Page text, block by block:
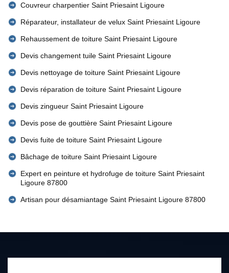
Couvreur charpentier Saint Priesaint Ligoure
Réparateur, installateur de velux Saint Priesaint Ligoure
Rehaussement de toiture Saint Priesaint Ligoure
Devis changement tuile Saint Priesaint Ligoure
Devis nettoyage de toiture Saint Priesaint Ligoure
Devis réparation de toiture Saint Priesaint Ligoure
Devis zingueur Saint Priesaint Ligoure
Devis pose de gouttière Saint Priesaint Ligoure
Devis fuite de toiture Saint Priesaint Ligoure
Bâchage de toiture Saint Priesaint Ligoure
Expert en peinture et hydrofuge de toiture Saint Priesaint
Ligoure 87800
Artisan pour désamiantage Saint Priesaint Ligoure 87800